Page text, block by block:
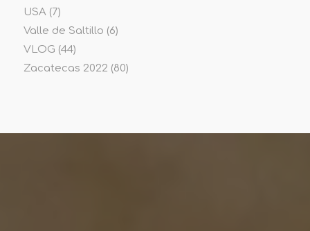
USA(7)
Valle de Saltillo (6)
VLOG (44)
Zacatecas 2022 (80)